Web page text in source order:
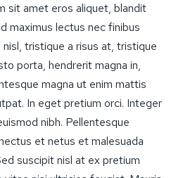
sit amet eros aliquet, blandit
maximus lectus nec finibus
nisl, tristique a risus at, tristique
porta, hendrerit magna in,
magna ut enim mattis
In eget pretium orci. Integer
nibh. Pellentesque
et netus et malesuada
suscipit nisl at ex pretium